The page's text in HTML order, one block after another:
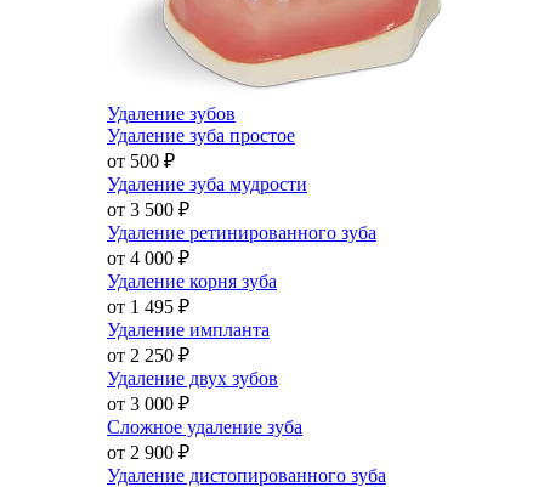
Удаление зубов
Удаление зуба простое
от 500 ₽
Удаление зуба мудрости
от 3 500 ₽
Удаление ретинированного зуба
от 4 000 ₽
Удаление корня зуба
от 1 495 ₽
Удаление импланта
от 2 250 ₽
Удаление двух зубов
от 3 000 ₽
Сложное удаление зуба
от 2 900 ₽
Удаление дистопированного зуба